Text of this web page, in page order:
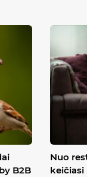
B2B
Nuo